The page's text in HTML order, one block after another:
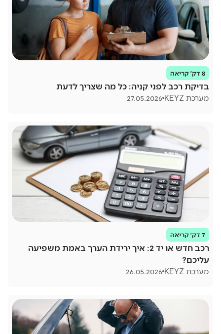
8 דק׳ קריאה
בדיקת רכב לפני קניה: כל מה שצריך לדעת
מערכת KEYZ 27.05.2026
7 דק׳ קריאה
רכב חדש או יד 2: איך ירידת הערך באמת משפיעה
עליכם?
מערכת KEYZ 26.05.2026